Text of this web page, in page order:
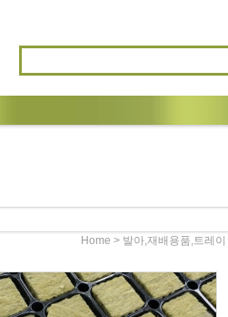
Home > 발아,재배용품,트레이